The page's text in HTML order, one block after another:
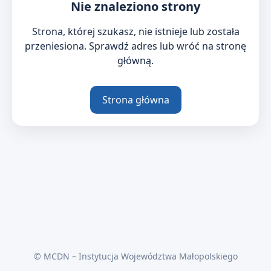
Nie znaleziono strony
Strona, której szukasz, nie istnieje lub została
przeniesiona. Sprawdź adres lub wróć na stronę
główną.
Strona główna
© MCDN – Instytucja Województwa Małopolskiego